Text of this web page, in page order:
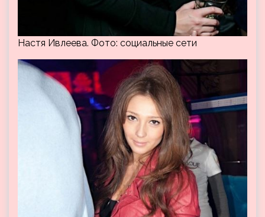
Настя Ивлеева. Фото: социальные сети